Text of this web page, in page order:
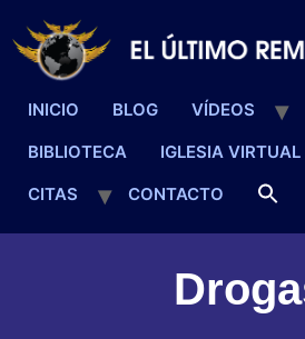
INICIO BLOG
VÍDEOS
BIBLIOTECA
IGLESIA VIRTUAL
CITAS
CONTACTO